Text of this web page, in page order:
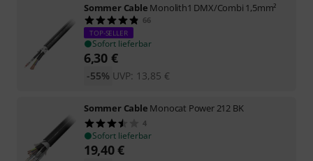
Sommer Cable Monolith1 DMX/Combi 1,5mm²
66
TOP-SELLER
Sofort lieferbar
6,30 €
UVP: 13,85 €
-55%
Sommer Cable Monocat Power 212 BK
4
Sofort lieferbar
19,40€